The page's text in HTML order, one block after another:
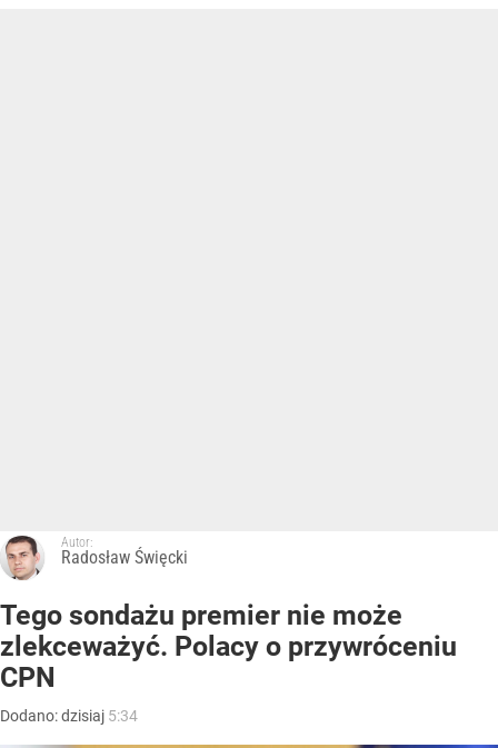
Autor:
Radosław Święcki
Tego sondażu premier nie może
zlekceważyć. Polacy o przywróceniu
CPN
Dodano:dzisiaj 5:34